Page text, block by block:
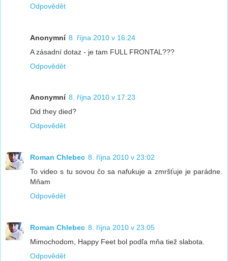
Odpovědět
Anonymní 8. října 2010 v 16:24
A zásadní dotaz - je tam FULL FRONTAL???
Odpovědět
Anonymní 8. října 2010 v 17:23
Did they died?
Odpovědět
Roman Chlebec 8. října 2010 v 23:02
To video s tu sovou čo sa nafukuje a zmršťuje je parádne.
Mňam
Odpovědět
Roman Chlebec 8. října 2010 v 23:05
Mimochodom, Happy Feet bol podľa mňa tiež slabota.
Odpovědět